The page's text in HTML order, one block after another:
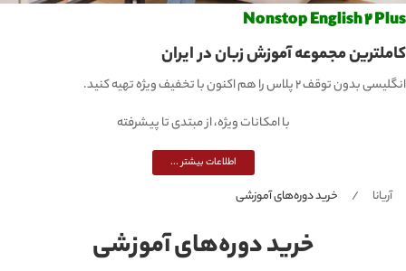
Nonstop English 2 Plus
کاملترین مجموعه آموزش زبان در ایران
انگلیسی بدون توقف 2 پلاس را هم اکنون با تخفیف ویژه تهیه کنید.
با امکانات ویژه، از مبتدی تا پیشرفته
اطلاعات بیشتر ...
خرید دوره‌های آموزشی
آریانا خرید دوره‌های آموزشی